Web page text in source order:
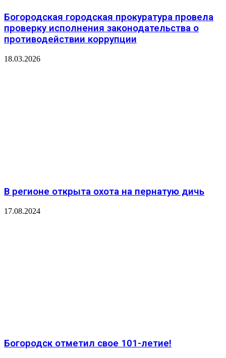
Богородская городская прокуратура провела
проверку исполнения законодательства о
противодействии коррупции
18.03.2026
В регионе открыта охота на пернатую дичь
17.08.2024
Богородск отметил свое 101-летие!